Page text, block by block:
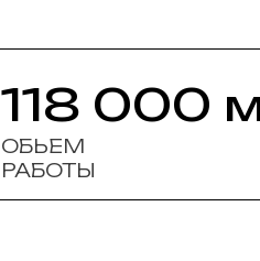
118 000
ОБЬЕМ
РАБОТЫ